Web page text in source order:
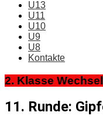
U13
U11
U10
U9
U8
Kontakte
2. Klasse
11. Runde: